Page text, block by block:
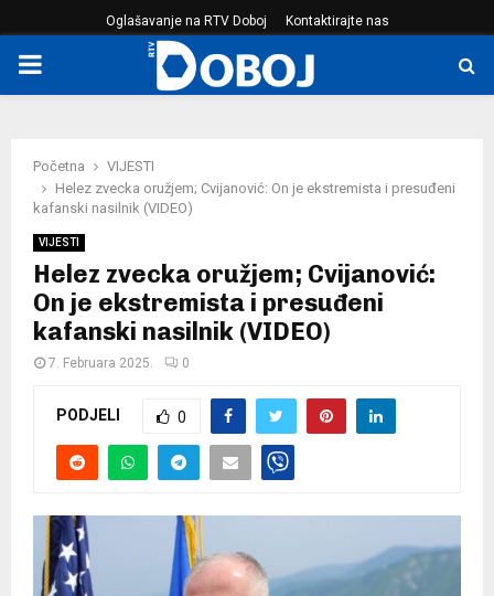
Oglašavanje na RTV Doboj Kontaktirajte nas
PRIMARY
Početna
VIJESTI
Helez zvecka oružjem; Cvijanović: On je ekstremista i presuđeni
kafanski nasilnik (VIDEO)
VIJESTI
Helez zvecka oružjem; Cvijanović:
On je ekstremista i presuđeni
kafanski nasilnik (VIDEO)
7. Februara 2025. 0
PODJELI 0